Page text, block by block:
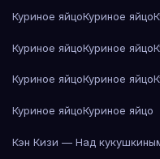
Куриное яйцоКуриное яйцо
Куриное яйцоКуриное яйцо
Куриное яйцоКуриное яйцо
Куриное яйцоКуриное яйцо
Кэн Кизи — Над